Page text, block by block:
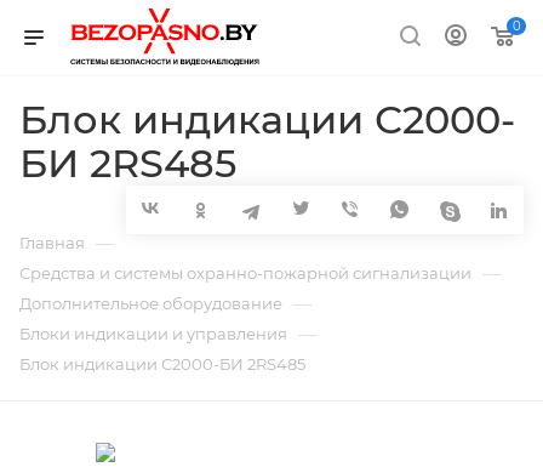
0
Блок индикации С2000-
БИ 2RS485
Главная —
Средства и системы охранно-пожарной сигнализации —
Дополнительное оборудование —
Блоки индикации и управления —
Блок индикации С2000-БИ 2RS485